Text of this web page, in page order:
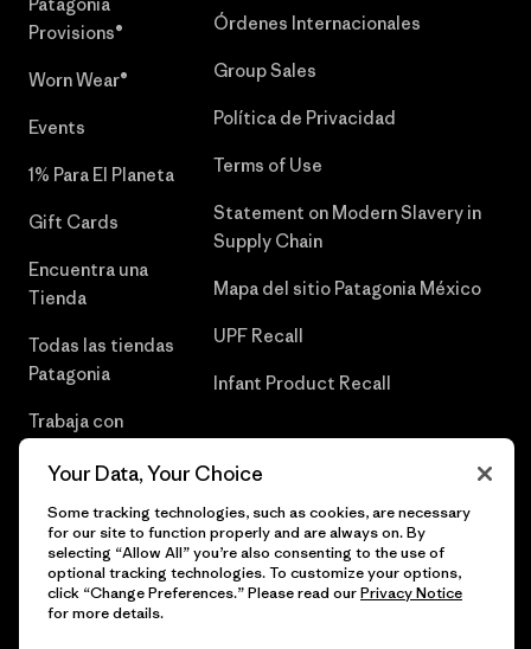
Provisions®
Worn Wear®
Events
1% Para El Planeta
Gift Cards
Encuentra una
Tienda
Todas las tiendas
Patagonia
Trabaja con
Órdenes Internacionales
Group Sales
Política de Privacidad
Terms of Use
Statement on Modern Slavery in
Supply Chain
Mapa del sitio Patagonia México
UPF Recall
Infant Product Recall
© 2026 Patagonia, Inc. Todos los derechos reservados.
Your Data, Your Choice
Some tracking technologies, such as cookies, are necessary
for our site to function properly and are always on. By
selecting “Allow All” you’re also consenting to the use of
optional tracking technologies. To customize your options,
click “Change Preferences.” Please read ourPrivacy Notice
for more details.